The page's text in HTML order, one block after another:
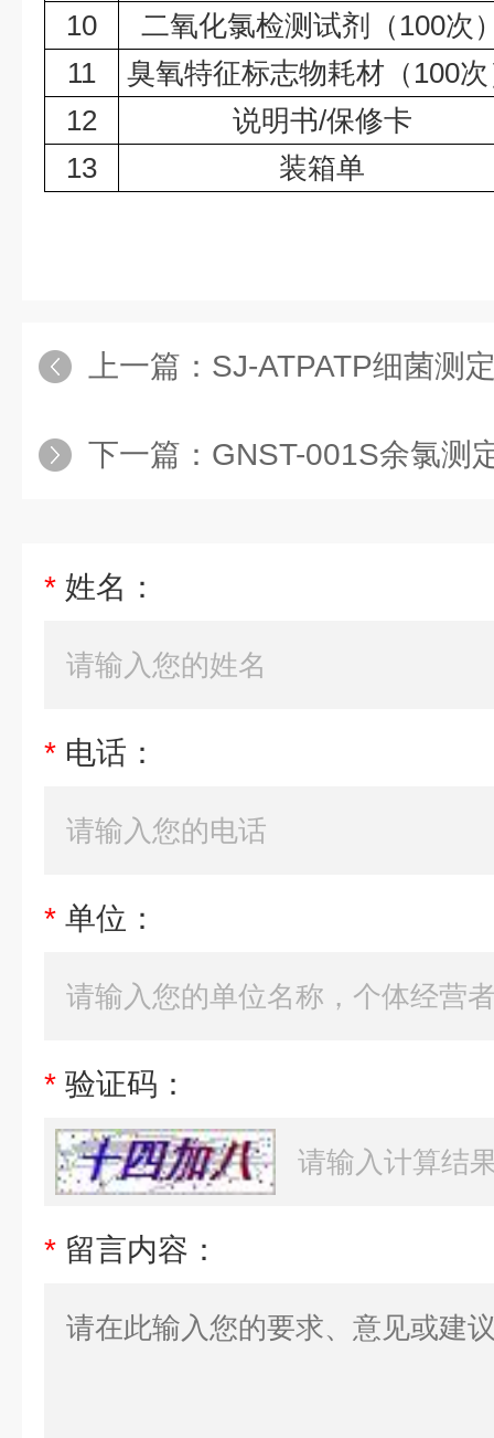
10
二氧化氯检测试剂（100次
11
臭氧特征标志物耗材（100
12
说明书/保修卡
13
装箱单
上一篇： SJ-ATPATP细菌测
下一篇： GNST-001S余氯测
* 姓名：
* 电话：
* 单位：
* 验证码：
* 留言内容：